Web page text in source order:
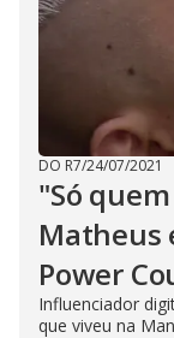
DO R7/24/07/2021
"Só
Matheus
Power
Influenciador
que viveu na